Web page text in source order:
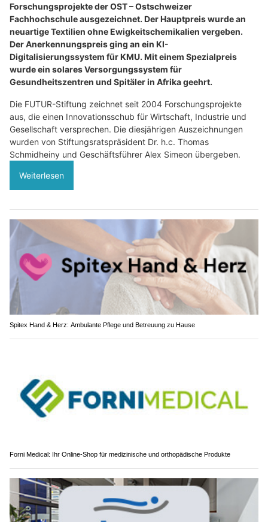
Forschungsprojekte der OST – Ostschweizer
Fachhochschule ausgezeichnet. Der Hauptpreis wurde an
neuartige Textilien ohne Ewigkeitschemikalien vergeben.
Der Anerkennungspreis ging an ein KI-
Digitalisierungssystem für KMU. Mit einem Spezialpreis
wurde ein solares Versorgungssystem für
Gesundheitszentren und Spitäler in Afrika geehrt.
Die FUTUR-Stiftung zeichnet seit 2004 Forschungsprojekte
aus, die einen Innovationsschub für Wirtschaft, Industrie und
Gesellschaft versprechen. Die diesjährigen Auszeichnungen
wurden von Stiftungsratspräsident Dr. h.c. Thomas
Schmidheiny und Geschäftsführer Alex Simeon übergeben.
Weiterlesen
Spitex Hand & Herz: Ambulante Pflege und Betreuung zu Hause
Forni Medical: Ihr Online-Shop für medizinische und orthopädische Produkte